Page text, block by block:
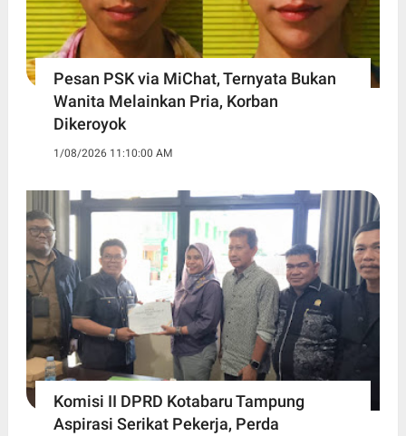
Pesan PSK via MiChat, Ternyata Bukan
Wanita Melainkan Pria, Korban
Dikeroyok
1/08/2026 11:10:00 AM
Komisi II DPRD Kotabaru Tampung
Aspirasi Serikat Pekerja, Perda